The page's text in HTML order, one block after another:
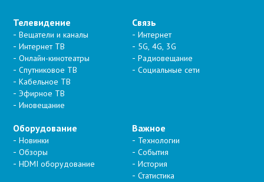
Телевидение
Вещатели и каналы
Интернет ТВ
Онлайн-кинотеатры
Спутниковое ТВ
Кабельное ТВ
Эфирное ТВ
Иновещание
Связь
Интернет
5G, 4G, 3G
Радиовещание
Социальные сети
Оборудование
Новинки
Обзоры
HDMI оборудование
Важное
Технологии
События
История
Статистика